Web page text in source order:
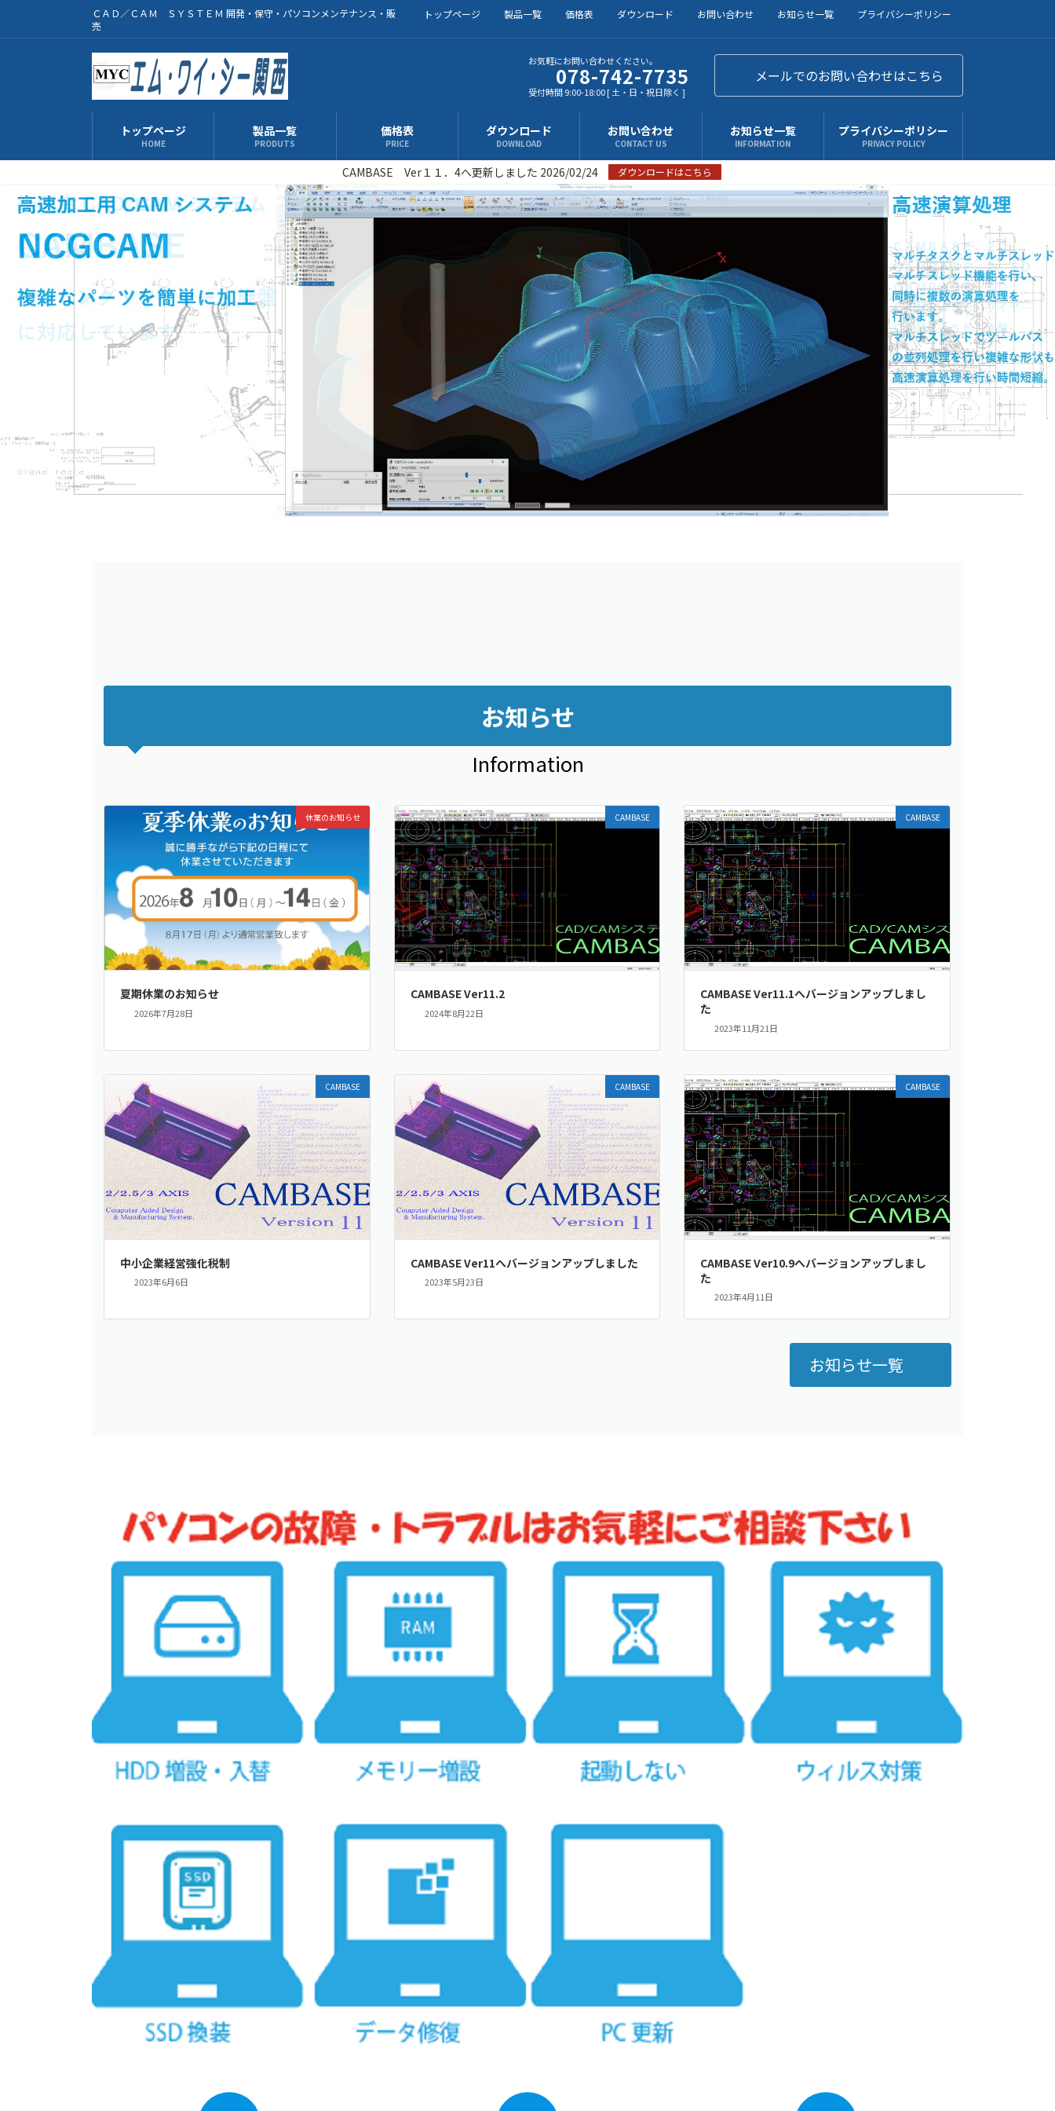
ッ
移
ＣＡＤ／ＣＡＭ ＳＹＳＴＥＭ 開発・保守・パソコンメンテナンス・販
売
トップページ 製品一覧 価格表 ダウンロード お問い合わせ お知らせ一覧 プライバシーポリシー
お気軽にお問い合わせください。
078-742-7735
受付時間 9:00-18:00 [ 土・日・祝日除く ]
メールでのお問い合わせはこちら
トップページ
HOME
製品一覧
PRODUTS
価格表
PRICE
ダウンロード
DOWNLOAD
お問い合わせ
CONTACT US
お知らせ一覧
INFORMATION
プライバシーポリシー
PRIVACY POLICY
CAMBASE Ver１１．4へ更新しました 2026/02/24 ダウンロードはこちら
お知らせ
Information
休業のお知らせ
夏期休業のお知らせ
2026年7月28日
CAMBASE
CAMBASE Ver11.2
2024年8月22日
CAMBASE
CAMBASE Ver11.1へバージョンアップしまし
た
2023年11月21日
CAMBASE
中小企業経営強化税制
2023年6月6日
CAMBASE
CAMBASE Ver11へバージョンアップしました
2023年5月23日
CAMBASE
CAMBASE Ver10.9へバージョンアップしまし
た
2023年4月11日
お知らせ一覧